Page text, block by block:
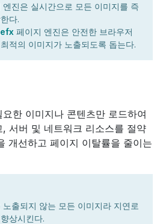
엔진은 실시간으로 모든 이미지를 즉
다.
페이지 엔진은 안전한 브라우저
적의 이미지가 노출되도록 돕는다.
한 이미지나 콘텐츠만 로드하여
서버 및 네트워크 리소스를 절약
개선하고 페이지 이탈률을 줄이는
출되지 않는 모든 이미지라 지연로
상시킨다.